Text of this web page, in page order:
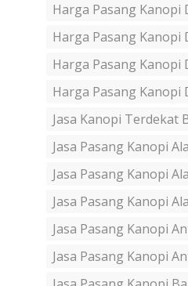
Harga Pasang Kanopi
Harga Pasang Kanopi
Harga Pasang Kanopi
Harga Pasang Kanopi
Jasa Kanopi Terdekat
Jasa Pasang Kanopi
Jasa Pasang Kanopi
Jasa Pasang Kanopi
Jasa Pasang Kanopi
Jasa Pasang Kanopi